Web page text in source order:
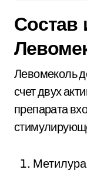
Состав
Левомеколь
счет двух
препарата